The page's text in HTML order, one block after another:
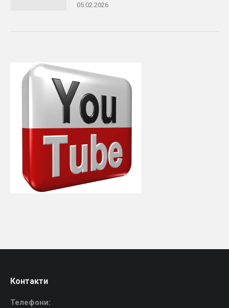
05.02.2026
Контакти
Телефони: